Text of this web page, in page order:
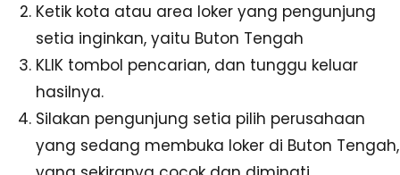
Ketik kota atau area loker yang pengunjung
setia inginkan, yaitu Buton Tengah
KLIK tombol pencarian, dan tunggu keluar
hasilnya.
Silakan pengunjung setia pilih perusahaan
yang sedang membuka loker di Buton Tengah,